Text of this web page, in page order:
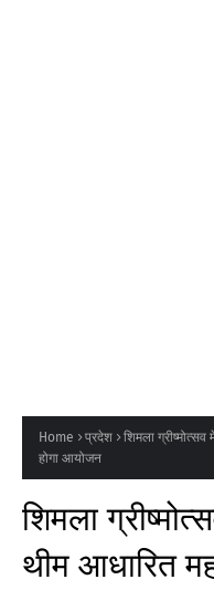
Home प्रदेश
शिमला
होगा आयोजन
शिमला
थीम आधारित